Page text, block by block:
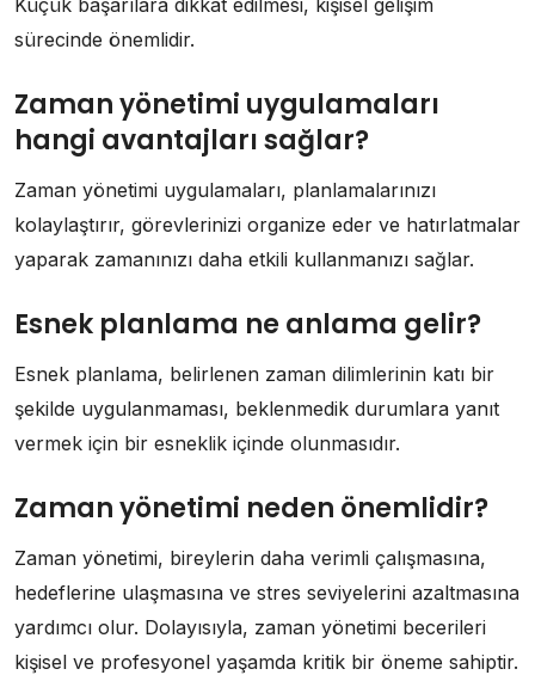
sürecinde önemlidir.
Zaman yönetimi uygulamaları
hangi avantajları sağlar?
Zaman yönetimi uygulamaları, planlamalarınızı
kolaylaştırır, görevlerinizi organize eder ve hatırlatmalar
yaparak zamanınızı daha etkili kullanmanızı sağlar.
Esnek planlama ne anlama gelir?
Esnek planlama, belirlenen zaman dilimlerinin katı bir
şekilde uygulanmaması, beklenmedik durumlara yanıt
vermek için bir esneklik içinde olunmasıdır.
Zaman yönetimi neden önemlidir?
Zaman yönetimi, bireylerin daha verimli çalışmasına,
hedeflerine ulaşmasına ve stres seviyelerini azaltmasına
yardımcı olur. Dolayısıyla, zaman yönetimi becerileri
kişisel ve profesyonel yaşamda kritik bir öneme sahiptir.